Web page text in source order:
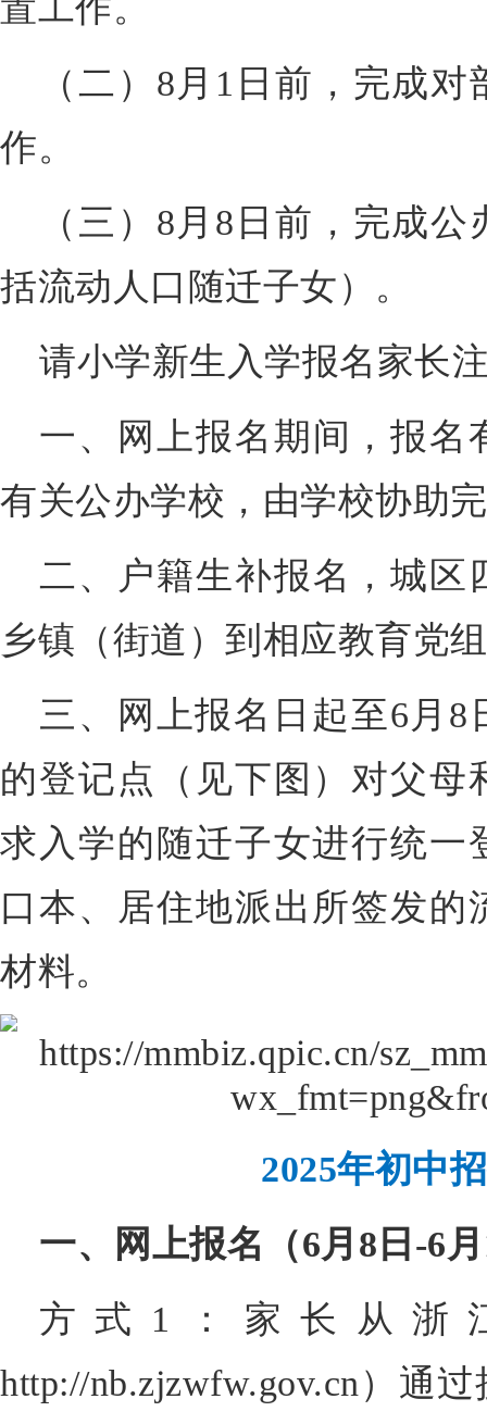
置工作。
（二）8月1日前，完成
作。
（三）8月8日前，完成
括流动人口随迁子女）。
请小学新生入学报名家长
一、网上报名期间，报名
有关公办学校，由学校协助
二、户籍生补报名，城区
乡镇（街道）到相应教育党
三、网上报名日起至6月
的登记点（见下图）对父母
求入学的随迁子女进行统一
口本、居住地派出所签发
材料。
2025年初中
一、网上报名（6月8日-6
方式1：家长从浙
http://nb.zjzwfw.gov.cn）通